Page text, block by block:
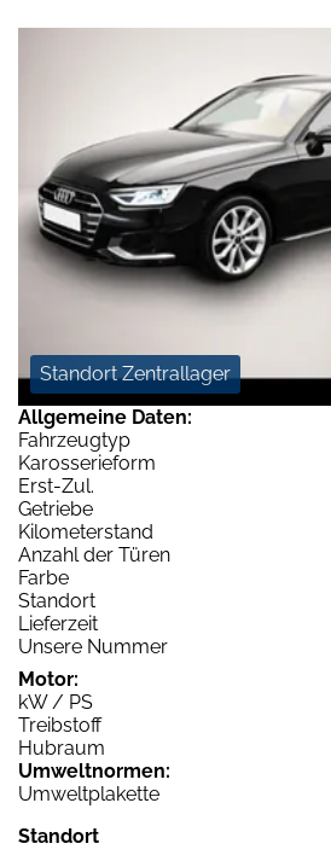
Standort Zentrallager
Allgemeine Daten:
Fahrzeugtyp
Karosserieform
Erst-Zul.
Getriebe
Kilometerstand
Anzahl der Türen
Farbe
Standort
Lieferzeit
Unsere Nummer
Motor:
kW / PS
Treibstoff
Hubraum
Umweltnormen:
Umweltplakette
Standort